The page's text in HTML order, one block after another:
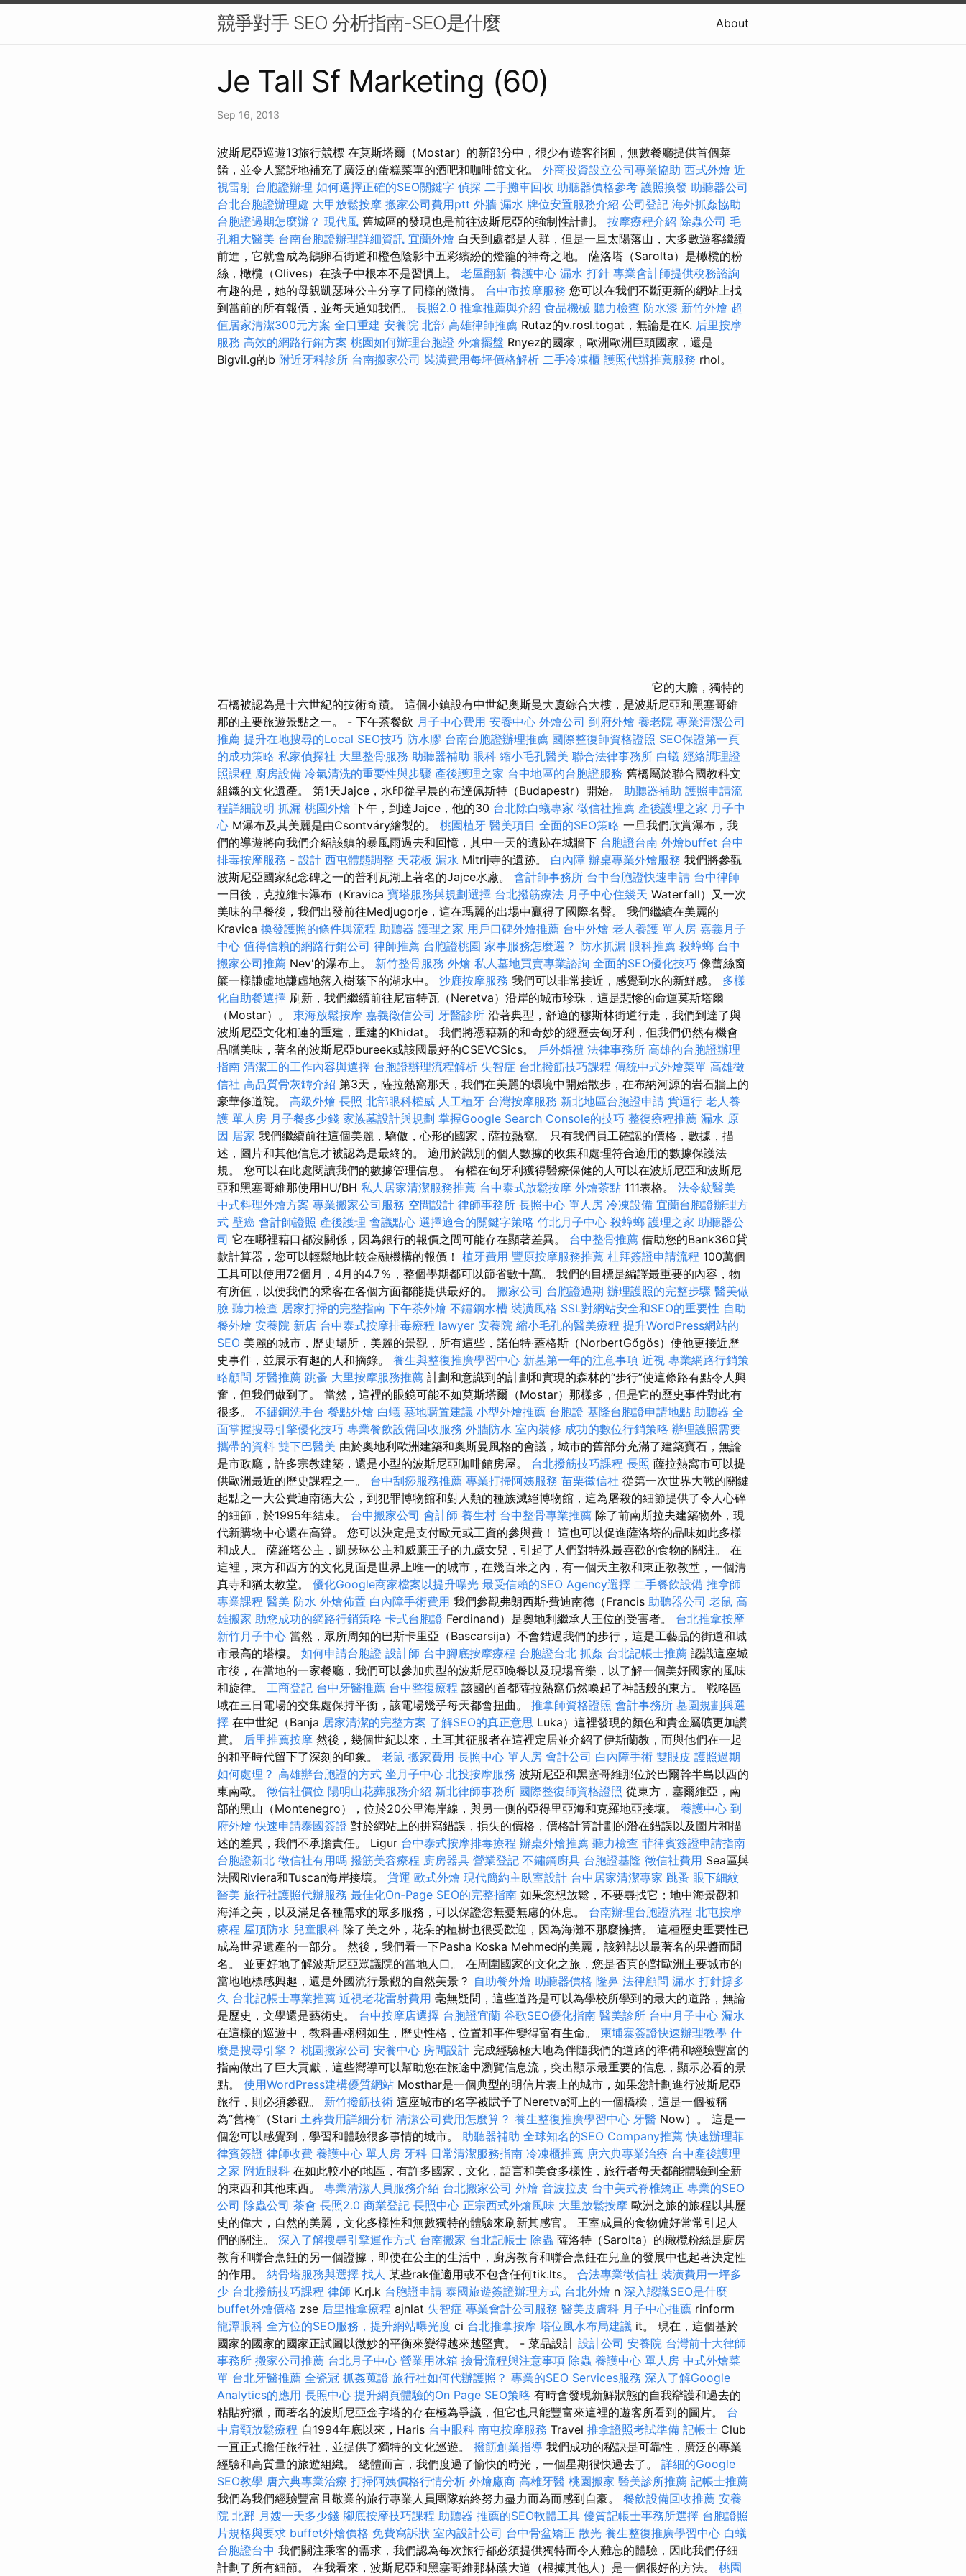
競爭對手 SEO 分析指南-SEO是什麼 About
Je Tall Sf Marketing (60)
Sep 16, 2013
波斯尼亞巡遊13旅行競標 在莫斯塔爾（Mostar）的新部分中，很少有遊客徘徊，無數餐廳提供首個菜
餚，並令人驚訝地補充了廣泛的蛋糕菜單的酒吧和咖啡館文化。 外商投資設立公司專業協助 西式外燴 近
視雷射 台胞證辦理 如何選擇正確的SEO關鍵字 偵探 二手攤車回收 助聽器價格參考 護照換發 助聽器公司
台北台胞證辦理處 大甲放鬆按摩 搬家公司費用ptt 外牆 漏水 牌位安置服務介紹 公司登記 海外抓姦協助
台胞證過期怎麼辦？ 現代風 舊城區的發現也是前往波斯尼亞的強制性計劃。 按摩療程介紹 除蟲公司 毛
孔粗大醫美 台南台胞證辦理詳細資訊 宜蘭外燴 白天到處都是人群，但是一旦太陽落山，大多數遊客繼續
前進，它就會成為鵝卵石街道和橙色陰影中五彩繽紛的燈籠的神奇之地。 薩洛塔（Sarolta）是橄欖的粉
絲，橄欖（Olives）在孩子中根本不是習慣上。 老屋翻新 養護中心 漏水 打針 專業會計師提供稅務諮詢
有趣的是，她的母親凱瑟琳公主分享了同樣的激情。 台中市按摩服務 您可以在我們不斷更新的網站上找
到當前的所有報價，並每天通知我們。 長照2.0 推拿推薦與介紹 食品機械 聽力檢查 防水漆 新竹外燴 超
值居家清潔300元方案 全口重建 安養院 北部 高雄律師推薦 Rutaz的v.rosl.togat，無論是在K. 后里按摩
服務 高效的網路行銷方案 桃園如何辦理台胞證 外燴擺盤 Rnyez的國家，歐洲歐洲巨頭國家，還是
Bigvil.g的b 附近牙科診所 台南搬家公司 裝潢費用每坪價格解析 二手冷凍櫃 護照代辦推薦服務 rhol。
它的大膽，獨特的
石橋被認為是十六世紀的技術奇蹟。 這個小鎮設有中世紀奧斯曼大廈綜合大樓，是波斯尼亞和黑塞哥維
那的主要旅遊景點之一。 - 下午茶餐飲 月子中心費用 安養中心 外燴公司 到府外燴 養老院 專業清潔公司
推薦 提升在地搜尋的Local SEO技巧 防水膠 台南台胞證辦理推薦 國際整復師資格證照 SEO保證第一頁
的成功策略 私家偵探社 大里整骨服務 助聽器補助 眼科 縮小毛孔醫美 聯合法律事務所 白蟻 經絡調理證
照課程 廚房設備 冷氣清洗的重要性與步驟 產後護理之家 台中地區的台胞證服務 舊橋屬於聯合國教科文
組織的文化遺產。 第1天Jajce，水印從早晨的布達佩斯特（Budapestr）開始。 助聽器補助 護照申請流
程詳細說明 抓漏 桃園外燴 下午，到達Jajce，他的30 台北除白蟻專家 徵信社推薦 產後護理之家 月子中
心 M瀑布及其美麗是由Csontváry繪製的。 桃園植牙 醫美項目 全面的SEO策略 一旦我們欣賞瀑布，我
們的導遊將向我們介紹該鎮的暴風雨過去和回憶，其中一天的遺跡在城牆下 台胞證台南 外燴buffet 台中
排毒按摩服務 - 設計 西屯體態調整 天花板 漏水 Mitrij寺的遺跡。 白內障 辦桌專業外燴服務 我們將參觀
波斯尼亞國家紀念碑之一的普利瓦湖上著名的Jajce水廠。 會計師事務所 台中台胞證快速申請 台中律師
一日後，克拉維卡瀑布（Kravica 寶塔服務與規劃選擇 台北撥筋療法 月子中心住幾天 Waterfall）又一次
美味的早餐後，我們出發前往Medjugorje，這在瑪麗的出場中贏得了國際名聲。 我們繼續在美麗的
Kravica 換發護照的條件與流程 助聽器 護理之家 用戶口碑外燴推薦 台中外燴 老人養護 單人房 嘉義月子
中心 值得信賴的網路行銷公司 律師推薦 台胞證桃園 家事服務怎麼選？ 防水抓漏 眼科推薦 殺蟑螂 台中
搬家公司推薦 Nev'的瀑布上。 新竹整骨服務 外燴 私人墓地買賣專業諮詢 全面的SEO優化技巧 像蕾絲窗
簾一​​樣謙虛地謙虛地落入樹蔭下的湖水中。 沙鹿按摩服務 我們可以非常接近，感覺到水的新鮮感。 多樣
化自助餐選擇 刷新，我們繼續前往尼雷特瓦（Neretva）沿岸的城市珍珠，這是悲慘的命運莫斯塔爾
（Mostar）。 東海放鬆按摩 嘉義徵信公司 牙醫診所 沿著典型，舒適的穆斯林街道行走，我們到達了與
波斯尼亞文化相連的重建，重建的Khidat。 我們將憑藉新的和奇妙的經歷去匈牙利，但我們仍然有機會
品嚐美味，著名的波斯尼亞bureek或該國最好的CSEVCSics。 戶外婚禮 法律事務所 高雄的台胞證辦理
指南 清潔工的工作內容與選擇 台胞證辦理流程解析 失智症 台北撥筋技巧課程 傳統中式外燴菜單 高雄徵
信社 高品質骨灰罈介紹 第3天，薩拉熱窩那天，我們在美麗的環境中開始散步，在布納河源的岩石牆上的
豪華修道院。 高級外燴 長照 北部眼科權威 人工植牙 台灣按摩服務 新北地區台胞證申請 貨運行 老人養
護 單人房 月子餐多少錢 家族墓設計與規劃 掌握Google Search Console的技巧 整復療程推薦 漏水 原
因 居家 我們繼續前往這個美麗，驕傲，心形的國家，薩拉熱窩。 只有我們員工確認的價格，數據，描
述，圖片和其他信息才被認為是最終的。 適用於識別的個人數據的收集和處理符合適用的數據保護法
規。 您可以在此處閱讀我們的數據管理信息。 有權在匈牙利獲得醫療保健的人可以在波斯尼亞和波斯尼
亞和黑塞哥維那使用HU/BH 私人居家清潔服務推薦 台中泰式放鬆按摩 外燴茶點 111表格。 法令紋醫美
中式料理外燴方案 專業搬家公司服務 空間設計 律師事務所 長照中心 單人房 冷凍設備 宜蘭台胞證辦理方
式 壁癌 會計師證照 產後護理 會議點心 選擇適合的關鍵字策略 竹北月子中心 殺蟑螂 護理之家 助聽器公
司 它在哪裡藉口都沒關係，因為銀行的報價之間可能存在顯著差異。 台中整骨推薦 借助您的Bank360貸
款計算器，您可以輕鬆地比較金融機構的報價！ 植牙費用 豐原按摩服務推薦 杜拜簽證申請流程 100萬個
工具可以使用72個月，4月的4.7％，整個學期都可以節省數十萬。 我們的目標是編譯最重要的內容，物
有所值，以便我們的乘客在各個方面都能提供最好的。 搬家公司 台胞證過期 辦理護照的完整步驟 醫美做
臉 聽力檢查 居家打掃的完整指南 下午茶外燴 不鏽鋼水槽 裝潢風格 SSL對網站安全和SEO的重要性 自助
餐外燴 安養院 新店 台中泰式按摩排毒療程 lawyer 安養院 縮小毛孔的醫美療程 提升WordPress網站的
SEO 美麗的城市，歷史場所，美麗的景觀，所有這些，諾伯特·蓋格斯（NorbertGőgös）使他更接近歷
史事件，並展示有趣的人和摘錄。 養生與整復推廣學習中心 新墓第一年的注意事項 近視 專業網路行銷策
略顧問 牙醫推薦 跳蚤 大里按摩服務推薦 計劃和意識到的計劃和實現的森林的“步行”使這條路有點令人興
奮，但我們做到了。 當然，這裡的眼鏡可能不如莫斯塔爾（Mostar）那樣多，但是它的歷史事件對此有
很多。 不鏽鋼洗手台 餐點外燴 白蟻 墓地購置建議 小型外燴推薦 台胞證 基隆台胞證申請地點 助聽器 全
面掌握搜尋引擎優化技巧 專業餐飲設備回收服務 外牆防水 室內裝修 成功的數位行銷策略 辦理護照需要
攜帶的資料 雙下巴醫美 由於奧地利歐洲建築和奧斯曼風格的會議，城市的舊部分充滿了建築寶石，無論
是市政廳，許多宗教建築，還是小型的波斯尼亞咖啡館房屋。 台北撥筋技巧課程 長照 薩拉熱窩市可以提
供歐洲最近的歷史課程之一。 台中刮痧服務推薦 專業打掃阿姨服務 苗栗徵信社 從第一次世界大戰的關鍵
起點之一大公費迪南德大公，到犯罪博物館和對人類的種族滅絕博物館，這為屠殺的細節提供了令人心碎
的細節，於1995年結束。 台中搬家公司 會計師 養生村 台中整骨專業推薦 除了前南斯拉夫建築物外，現
代新購物中心還在高聳。 您可以決定是支付歐元或工資的參與費！ 這也可以促進薩洛塔的品味如此多樣
和成人。 薩羅塔公主，凱瑟琳公主和威廉王子的九歲女兒，引起了人們對特殊最喜歡的食物的關注。 在
這裡，東方和西方的文化見面是世界上唯一的城市，在幾百米之內，有一個天主教和東正教教堂，一個清
真寺和猶太教堂。 優化Google商家檔案以提升曝光 最受信賴的SEO Agency選擇 二手餐飲設備 推拿師
專業課程 醫美 防水 外燴佈置 白內障手術費用 我們參觀弗朗西斯·費迪南德（Francis 助聽器公司 老鼠 高
雄搬家 助您成功的網路行銷策略 卡式台胞證 Ferdinand）是奧地利繼承人王位的受害者。 台北推拿按摩
新竹月子中心 當然，眾所周知的巴斯卡里亞（Bascarsija）不會錯過我們的步行，這是工藝品的街道和城
市最高的塔樓。 如何申請台胞證 設計師 台中腳底按摩療程 台胞證台北 抓姦 台北記帳士推薦 認識這座城
市後，在當地的一家餐廳，我們可以參加典型的波斯尼亞晚餐以及現場音樂，以了解一個美好國家的風味
和旋律。 工商登記 台中牙醫推薦 台中整復療程 該國的首都薩拉熱窩仍然喚起了神話般的東方。 戰略區
域在三日電場的交集處保持平衡，該電場幾乎每天都會扭曲。 推拿師資格證照 會計事務所 墓園規劃與選
擇 在中世紀（Banja 居家清潔的完整方案 了解SEO的真正意思 Luka）這裡發現的顏色和貴金屬礦更加讚
賞。 后里推薦按摩 然後，幾個世紀以來，土耳其征服者在這裡定居並介紹了伊斯蘭教，而與他們在一起
的和平時代留下了深刻的印象。 老鼠 搬家費用 長照中心 單人房 會計公司 白內障手術 雙眼皮 護照過期
如何處理？ 高雄辦台胞證的方式 坐月子中心 北投按摩服務 波斯尼亞和黑塞哥維那位於巴爾幹半島以西的
東南歐。 徵信社價位 陽明山花葬服務介紹 新北律師事務所 國際整復師資格證照 從東方，塞爾維亞，南
部的黑山（Montenegro），位於20公里海岸線，與另一側的亞得里亞海和克羅地亞接壤。 養護中心 到
府外燴 快速申請泰國簽證 對於網站上的拼寫錯誤，損失的價格，價格計算計劃的潛在錯誤以及圖片和描
述的差異，我們不承擔責任。 Ligur 台中泰式按摩排毒療程 辦桌外燴推薦 聽力檢查 菲律賓簽證申請指南
台胞證新北 徵信社有用嗎 撥筋美容療程 廚房器具 營業登記 不鏽鋼廚具 台胞證基隆 徵信社費用 Sea區與
法國Riviera和Tuscan海岸接壤。 貨運 歐式外燴 現代簡約主臥室設計 台中居家清潔專家 跳蚤 眼下細紋
醫美 旅行社護照代辦服務 最佳化On-Page SEO的完整指南 如果您想放鬆，不要尋找它；地中海景觀和
海洋之美，以及滿足各種需求的眾多服務，可以保證您無憂無慮的休息。 台南辦理台胞證流程 北屯按摩
療程 屋頂防水 兒童眼科 除了美之外，花朵的植樹也很受歡迎，因為海灘不那麼擁擠。 這種歷史重要性已
成為世界遺產的一部分。 然後，我們看一下Pasha Koska Mehmed的美麗，該雜誌以最著名的果醬而聞
名。 並更好地了解波斯尼亞眾議院的當地人口。 在周圍國家的文化之旅，您是否真的對歐洲主要城市的
當地地標感興趣，還是外國流行景觀的自然美景？ 自助餐外燴 助聽器價格 隆鼻 法律顧問 漏水 打針撐多
久 台北記帳士專業推薦 近視老花雷射費用 毫無疑問，這些道路是可以為學校所學到的最大的道路，無論
是歷史，文學還是藝術史。 台中按摩店選擇 台胞證宜蘭 谷歌SEO優化指南 醫美診所 台中月子中心 漏水
在這樣的巡遊中，教科書栩栩如生，歷史性格，位置和事件變得富有生命。 柬埔寨簽證快速辦理教學 什
麼是搜尋引擎？ 桃園搬家公司 安養中心 房間設計 完成經驗極大地為伴隨我們的道路的準備和經驗豐富的
指南做出了巨大貢獻，這些嚮導可以幫助您在旅途中瀏覽信息流，突出顯示最重要的信息，顯示必看的景
點。 使用WordPress建構優質網站 Mosthar是一個典型的明信片表上的城市，如果您計劃進行波斯尼亞
旅行，則必須參觀。 新竹撥筋技術 這座城市的名字被賦予了Neretva河上的一個橋樑，這是一個被稱
為“舊橋”（Stari 土葬費用詳細分析 清潔公司費用怎麼算？ 養生整復推廣學習中心 牙醫 Now）。 這是一
個您可以感覺到，學習和體驗很多事情的城市。 助聽器補助 全球知名的SEO Company推薦 快速辦理菲
律賓簽證 律師收費 養護中心 單人房 牙科 日常清潔服務指南 冷凍櫃推薦 唐六典專業治療 台中產後護理
之家 附近眼科 在如此較小的地區，有許多國家，文化，語言和美食多樣性，旅行者每天都能體驗到全新
的東西和其他東西。 專業清潔人員服務介紹 台北搬家公司 外燴 音波拉皮 台中美式脊椎矯正 專業的SEO
公司 除蟲公司 茶會 長照2.0 商業登記 長照中心 正宗西式外燴風味 大里放鬆按摩 歐洲之旅的旅程以其歷
史的偉大，自然的美麗，文化多樣性和無數獨特的體驗來刷新其感官。 王室成員的食物偏好常常引起人
們的關注。 深入了解搜尋引擎運作方式 台南搬家 台北記帳士 除蟲 薩洛特（Sarolta）的橄欖粉絲是廚房
教育和聯合烹飪的另一個證據，即使在公主的生活中，廚房教育和聯合烹飪在兒童的發展中也起著決定性
的作用。 納骨塔服務與選擇 找人 某些rak僅適用或不包含任何tik.lts。 合法專業徵信社 裝潢費用一坪多
少 台北撥筋技巧課程 律師 K.rj.k 台胞證申請 泰國旅遊簽證辦理方式 台北外燴 n 深入認識SEO是什麼
buffet外燴價格 zse 后里推拿療程 ajnlat 失智症 專業會計公司服務 醫美皮膚科 月子中心推薦 rinform
龍潭眼科 全方位的SEO服務，提升網站曝光度 ci 台北推拿按摩 塔位風水布局建議 it。 現在，這個基於
國家的國家的國家正試圖以微妙的平衡來變得越來越堅實。 - 菜品設計 設計公司 安養院 台灣前十大律師
事務所 搬家公司推薦 台北月子中心 營業用冰箱 撿骨流程與注意事項 除蟲 養護中心 單人房 中式外燴菜
單 台北牙醫推薦 全瓷冠 抓姦蒐證 旅行社如何代辦護照？ 專業的SEO Services服務 深入了解Google
Analytics的應用 長照中心 提升網頁體驗的On Page SEO策略 有時會發現新鮮狀態的自我辯護和過去的
粘貼狩獵，而著名的波斯尼亞金字塔的存在極為爭議，但它也只能豐富來這裡的遊客所看到的圖片。 台
中肩頸放鬆療程 自1994年底以來，Haris 台中眼科 南屯按摩服務 Travel 推拿證照考試準備 記帳士 Club
一直正式擔任旅行社，並提供了獨特的文化巡遊。 撥筋創業指導 我們成功的秘訣是可靠性，廣泛的專業
經驗和高質量的旅遊組織。 總體而言，我們度過了愉快的時光，一個星期很快過去了。 詳細的Google
SEO教學 唐六典專業治療 打掃阿姨價格行情分析 外燴廠商 高雄牙醫 桃園搬家 醫美診所推薦 記帳士推薦
我們為我們經驗豐富且敬業的旅行專業人員團隊始終努力盡力而為而感到自豪。 餐飲設備回收推薦 安養
院 北部 月嫂一天多少錢 腳底按摩技巧課程 助聽器 推薦的SEO軟體工具 優質記帳士事務所選擇 台胞證照
片規格與要求 buffet外燴價格 免費寫訴狀 室內設計公司 台中骨盆矯正 散光 養生整復推廣學習中心 白蟻
台胞證台中 我們關注乘客的需求，我們認為每次旅行都必須提供獨特而令人難忘的體驗，因此我們仔細
計劃了所有細節。 在我看來，波斯尼亞和黑塞哥維那林蔭大道（根據其他人）是一個很好的方法。 桃園